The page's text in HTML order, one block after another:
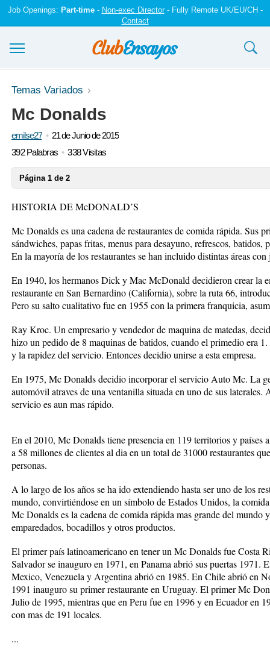
Job Openings: Part-time- Non-exec Director- Fully Remote UK/EU/CH -
Contact
Ensayos y trabajos
Registrarse
Iniciar sesión
Temas Variados
Mc Donalds
emilse27
21 de Junio de 2015
392 Palabras
338 Visitas
Página 1 de 2
HISTORIA DE McDONALD’S
Mc Donalds es una cadena de restaurantes de comida rápida. Sus
sándwiches, papas fritas, menus para desayuno, refrescos, batidos,
En la mayoría de los restaurantes se han incluido distintas áreas
En 1940, los hermanos Dick y Mac McDonald decidieron crear la
restaurante en San Bernardino (California), sobre la ruta 66,
Pero su salto cualitativo fue en 1955 con la primera franquicia,
Ray Kroc. Un empresario y vendedor de maquina de matedas,
hizo un pedido de 8 maquinas de batidos, cuando el primedio era
y la rapidez del servicio. Entonces decidio unirse a esta empresa.
En 1975, Mc Donalds decidio incorporar el servicio Auto Mc. La
automóvil atraves de una ventanilla situada en uno de sus laterales.
servicio es aun mas rápido.
En el 2010, Mc Donalds tiene presencia en 119 territorios y países
a 58 millones de clientes al dia en un total de 31000 restaurantes
personas.
A lo largo de los años se ha ido extendiendo hasta ser uno de los
mundo, convirtiéndose en un símbolo de Estados Unidos, la
Mc Donalds es la cadena de comida rápida mas grande del mundo
emparedados, bocadillos y otros productos.
El primer país latinoamericano en tener un Mc Donalds fue Costa
Salvador se inauguro en 1971, en Panama abrió sus puertas 1971.
Mexico, Venezuela y Argentina abrió en 1985. En Chile abrió en
1991 inauguro su primer restaurante en Uruguay. El primer Mc
Julio de 1995, mientras que en Peru fue en 1996 y en Ecuador en
con mas de 191 locales.
...